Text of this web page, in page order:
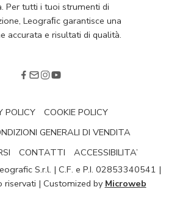
Per tutti i tuoi strumenti di
Leograﬁc garantisce una
accurata e risultati di qualità.
POLICY
COOKIE POLICY
GENERALI DI VENDITA
CONTATTI
ACCESSIBILITA’
S.r.l. | C.F. e P.I. 02853340541 |
riservati | Customized by Microweb